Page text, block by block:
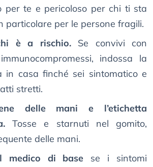
per te e pericoloso per chi ti sta
particolare per le persone fragili.
è a rischio.Se convivi con
indossa la
in casa finché sei sintomatico e
stretti.
delle mani e l’etichetta
Tosse e starnuti nel gomito,
delle mani.
medico di base se i sintomi